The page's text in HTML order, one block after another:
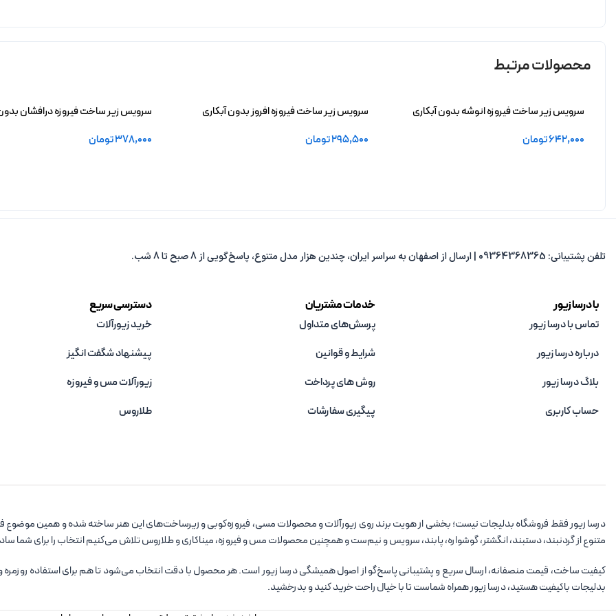
محصولات مرتبط
سرویس زیر ساخت فیروزه انوشه بدون آبکاری
642,000تومان
سرویس زیر ساخت فیروزه افروز بدون آبکاری
295,500تومان
سرویس زیر ساخت فیروزه درافشان
378,000تومان
تلفن پشتیبانی: 09364368365 | ارسال از اصفهان به سراسر ایران، چندین هزار مدل متنوع، پاسخ‌گویی از 8 صبح تا 8 شب.
با درسا زیور
تماس با درسا زیور
درباره درسا زیور
بلاگ درسا زیور
حساب کاربری
خدمات مشتریان
پرسش‌های متداول
شرایط و قوانین
روش های پرداخت
پیگیری سفارشات
دسترسی سریع
خرید زیورآلات
پیشنهاد شگفت انگیز
زیورآلات مس و فیروزه‌
طلاروس
درسا زیور فقط فروشگاه بدلیجات نیست؛ بخشی از هویت برند روی زیورآلات و محصولات مسی، فیروزه‌کوبی و زیرساخت‌های این هنر ساخته شده و همین موضوع
متنوع از گردنبند، دستبند، انگشتر، گوشواره، پابند، سرویس و نیم‌ست و همچنین محصولات مس و فیروزه، میناکاری و طلاروس تلاش می‌کنیم انتخاب را برای شما
کیفیت ساخت، قیمت منصفانه، ارسال سریع و پشتیبانی پاسخ‌گو از اصول همیشگی درسا زیور است. هر محصول با دقت انتخاب می‌شود تا هم برای استفاده روزمره و
بدلیجات باکیفیت هستید، درسا زیور همراه شماست تا با خیال راحت خرید کنید و بدرخشید.